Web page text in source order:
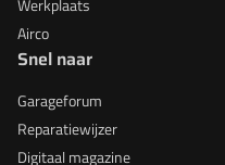
Werkplaats
Airco
Snel naar
Garageforum
Reparatiewijzer
Digitaal magazine